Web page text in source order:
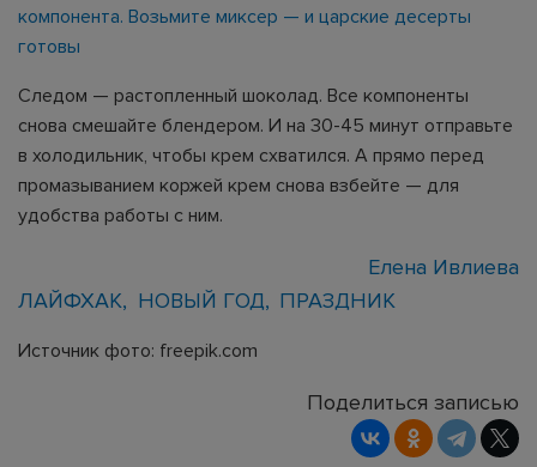
компонента. Возьмите миксер — и царские десерты
готовы
Следом — растопленный шоколад. Все компоненты
снова смешайте блендером. И на 30-45 минут отправьте
в холодильник, чтобы крем схватился. А прямо перед
промазыванием коржей крем снова взбейте — для
удобства работы с ним.
Елена Ивлиева
ЛАЙФХАК
НОВЫЙ ГОД ПРАЗДНИК
Источник фото: freepik.com
Поделиться записью